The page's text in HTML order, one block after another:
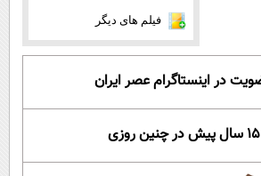
فیلم های دیگر
در اینستاگرام عصر ایران
۱۵ سال پیش در چنین روزی